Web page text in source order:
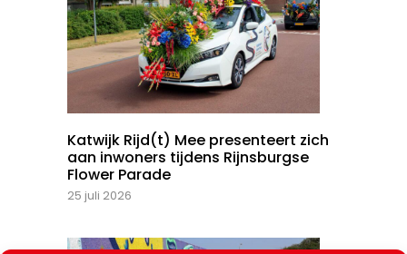
Katwijk Rijd(t) Mee presenteert zich
aan inwoners tijdens Rijnsburgse
Flower Parade
25 juli 2026